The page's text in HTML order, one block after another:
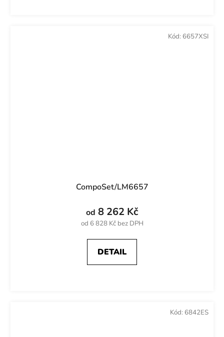
CompoSet/LM6657
od 6 828 Kč bez DPH
od 8 262 Kč
DETAIL
Kód: 6657XSI
Kód: 6842ES